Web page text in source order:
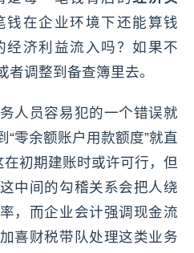
钱在企业环境下还能算钱
经济利益流入吗？如果不
调整到备查簿里去。
人员容易犯的一个错误就
“零余额账户用款额度”就直
在初期建账时或许可行，但
中间的勾稽关系会把人绕
，而企业会计强调现金流
喜财税带队处理这类业务